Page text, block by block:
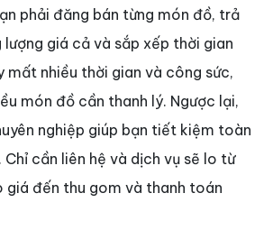
phải đăng bán từng món đồ, trả
lượng giá cả và sắp xếp thời gian
mất nhiều thời gian và công sức,
món đồ cần thanh lý. Ngược lại,
nghiệp giúp bạn tiết kiệm toàn
cần liên hệ và dịch vụ sẽ lo từ
giá đến thu gom và thanh toán